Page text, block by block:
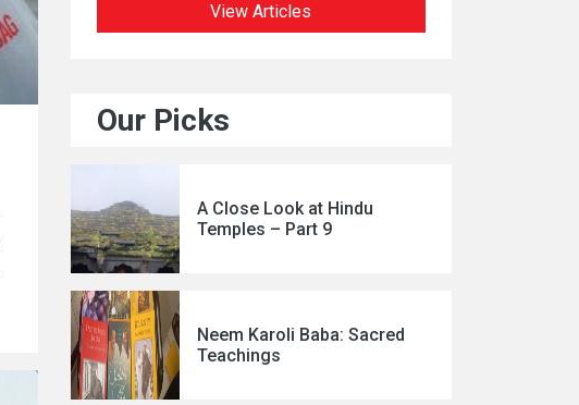
View Articles
Our Picks
A Close Look at Hindu
Temples – Part 9
Neem Karoli Baba: Sacred
Teachings